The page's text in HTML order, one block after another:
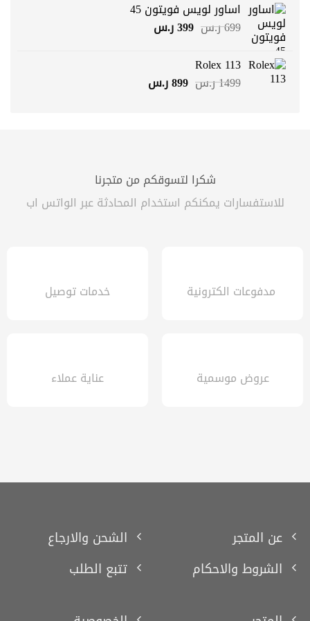
799 ر.س. 499 ر.س.اساور لويس فويتون 45
699ر.س السعر
الأصلي
399ر.سالسعر
Rolex 113
1499ر.س السعر
الأصلي
899ر.سالسعر
شكرا لتسوقكم من متجرنا
للاستفسارات يمكنكم استخدام المحادثة عبر الواتس اب
مدفوعات الكترونية خدمات توصيل
عروض موسمية عناية عملاء
عن المتجر
الشروط والاحكام
الشحن والارجاع
تتبع الطلب